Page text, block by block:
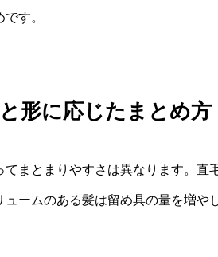
す。
形に応じたまとめ方
まとまりやすさは異なります。直
ームのある髪は留め具の量を増や